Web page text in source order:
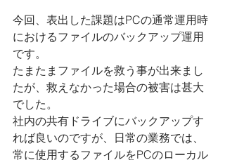
今回、表出した課題はPCの通常運用時
におけるファイルのバックアップ運用
です。
たまたまファイルを救う事が出来まし
たが、救えなかった場合の被害は甚大
でした。
社内の共有ドライブにバックアップす
れば良いのですが、日常の業務では、
常に使用するファイルをPCのローカル